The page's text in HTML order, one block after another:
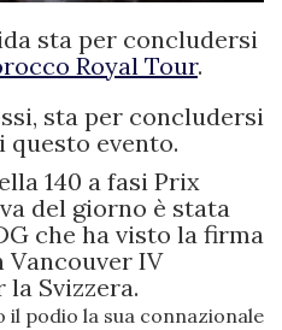
sta per concludersi
Royal Tour.
sta per concludersi
evento.
140 a fasi Prix
del giorno è stata
che ha visto la firma
Vancouver IV
la Svizzera.
il podio la sua connazionale